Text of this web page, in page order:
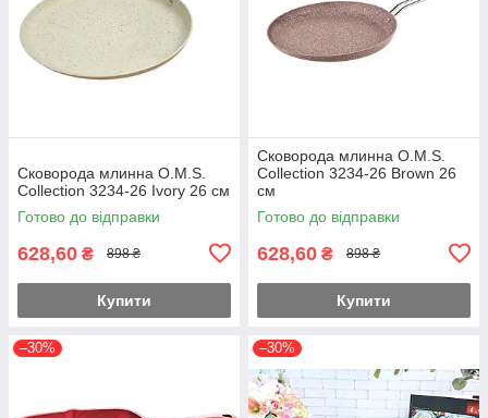
Сковорода млинна O.M.S.
Collection 3234-26 Ivory 26 см
Готово до відправки
628,60 ₴ 898 ₴
Купити
Сковорода млинна O.M.S.
Collection 3234-26 Brown 26
см
Готово до відправки
628,60 ₴ 898 ₴
Купити
–30% –30%